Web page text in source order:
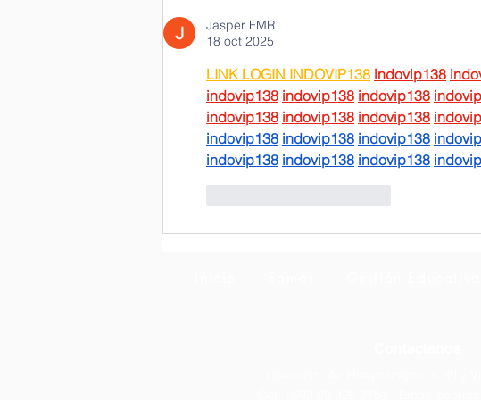
SEGURIDAD
Jasper FMR
18 oct 2025
LINK LOGIN INDOVIP138 indovip138
indovip138 indovip138 indovip138
indovip138 indovip138 indovip138
indovip138 indovip138 indovip138
indovip138 indovip138 indovip138